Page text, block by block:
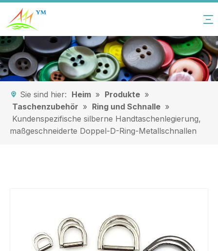
Sie sind hier: Heim » Produkte »
Taschenzubehör » Ring und Schnalle »
Kundenspezifische silberne Handtaschenlegierung,
maßgeschneiderte Doppel-D-Ring-Metallschnallen